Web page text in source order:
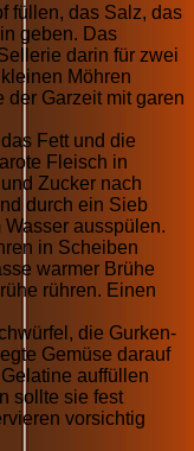
füllen, das Salz, das
geben. Das
darin für zwei
Möhren
der Garzeit mit garen
Fett und die
Fleisch in
Zucker nach
durch ein Sieb
ausspülen.
in Scheiben
warmer Brühe
rühren. Einen
die Gurken-
Gemüse darauf
auffüllen
sollte sie fest
vorsichtig